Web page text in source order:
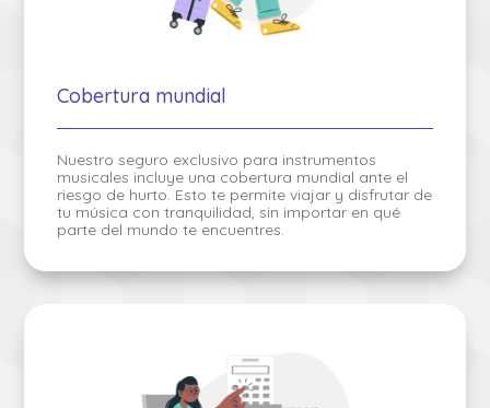
Cobertura mundial
Nuestro seguro exclusivo para instrumentos
musicales incluye una cobertura mundial ante el
riesgo de hurto. Esto te permite viajar y disfrutar de
tu música con tranquilidad, sin importar en qué
parte del mundo te encuentres.